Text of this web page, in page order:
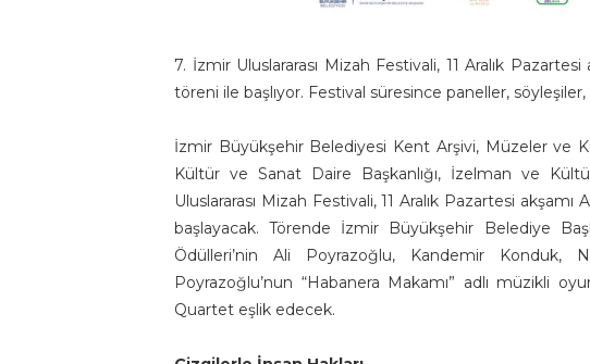
7. İzmir Uluslararası Mizah Festivali, 11 Aralık
töreni ile başlıyor. Festival süresince paneller,
İzmir Büyükşehir Belediyesi Kent Arşivi, Müzeler ve
Kültür ve Sanat Daire Başkanlığı, İzelman ve
Uluslararası Mizah Festivali, 11 Aralık Pazartesi
başlayacak. Törende İzmir Büyükşehir Belediye
Ödülleri’nin Ali Poyrazoğlu, Kandemir Konduk,
Poyrazoğlu’nun “Habanera Makamı” adlı müzikli
Quartet eşlik edecek.